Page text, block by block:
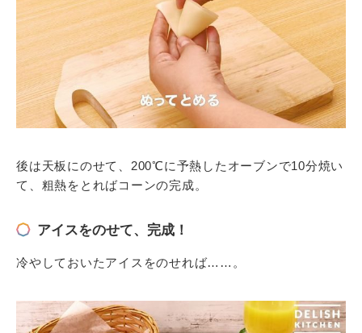
後は天板にのせて、200℃に予熱したオーブンで10分焼い
て、粗熱をとればコーンの完成。
アイスをのせて、完成！
冷やしておいたアイスをのせれば……。